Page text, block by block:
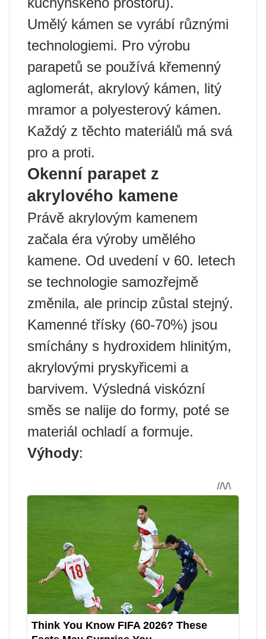
Umělý kámen se vyrábí různými
technologiemi. Pro výrobu
parapetů se používá křemenný
aglomerát, akrylový kámen, litý
mramor a polyesterový kámen.
Každý z těchto materiálů má svá
pro a proti.
Okenní parapet z
akrylového kamene
Právě akrylovým kamenem
začala éra výroby umělého
kamene. Od uvedení v 60. letech
se technologie samozřejmě
změnila, ale princip zůstal stejný.
Kamenné třísky (60-70%) jsou
smíchány s hydroxidem hlinitým,
akrylovými pryskyřicemi a
barvivem. Výsledná viskózní
směs se nalije do formy, poté se
materiál ochladí a formuje.
Výhody: